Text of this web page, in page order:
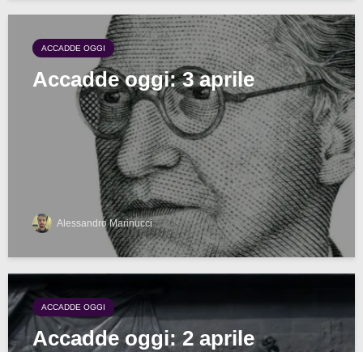
ACCADDE OGGI
Accadde oggi: 3 aprile
Alessandro Marinucci
ACCADDE OGGI
Accadde oggi: 2 aprile